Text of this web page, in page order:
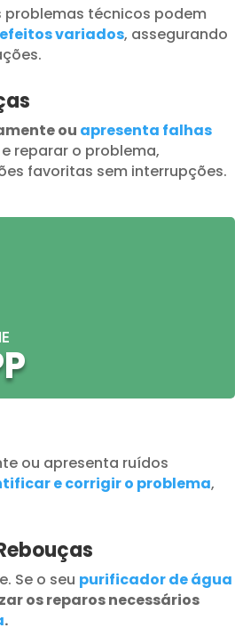
problemas técnicos podem
variados, assegurando
ou apresenta falhas
reparar o problema,
favoritas sem interrupções.
ou apresenta ruídos
e corrigir o problema,
Se o seu purificador de água
os reparos necessários
.